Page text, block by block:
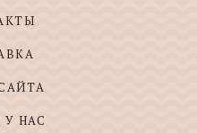
У НАС